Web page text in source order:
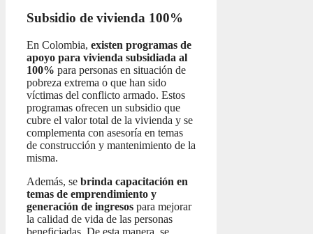
Subsidio de vivienda 100%
En Colombia, existen programas de
apoyo para vivienda subsidiada al
100% para personas en situación de
pobreza extrema o que han sido
víctimas del conflicto armado. Estos
programas ofrecen un subsidio que
cubre el valor total de la vivienda y se
complementa con asesoría en temas
de construcción y mantenimiento de la
misma.
Además, se brinda capacitación en
temas de emprendimiento y
generación de ingresos para mejorar
la calidad de vida de las personas
beneficiadas. De esta manera, se